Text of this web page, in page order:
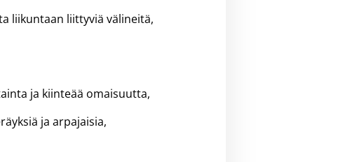
liikuntaan liittyviä välineitä,
ja kiinteää omaisuutta,
ja arpajaisia,